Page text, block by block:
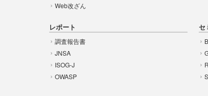
Web改ざん
レポート
調査報告書
JNSA
ISOG-J
OWASP
セ